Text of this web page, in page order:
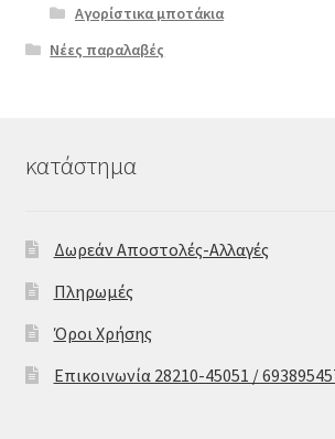
Αγορίστικα μποτάκια
Νέες παραλαβές
κατάστημα
Δωρεάν Αποστολές-Αλλαγές
Πληρωμές
Όροι Χρήσης
Επικοινωνία 28210-45051 /